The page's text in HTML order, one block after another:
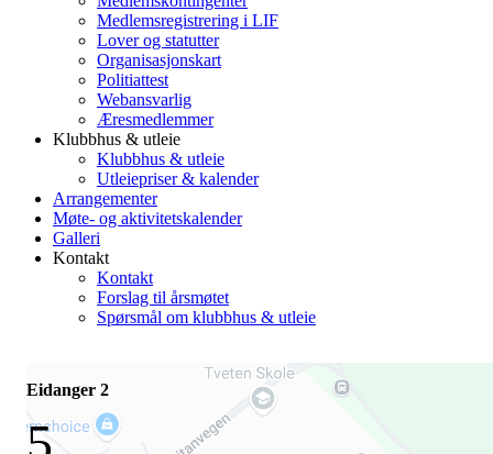
Medlemsregistrering i LIF
Lover og statutter
Organisasjonskart
Politiattest
Webansvarlig
Æresmedlemmer
Klubbhus & utleie
Klubbhus & utleie
Utleiepriser & kalender
Arrangementer
Møte- og aktivitetskalender
Galleri
Kontakt
Kontakt
Forslag til årsmøtet
Spørsmål om klubbhus & utleie
Eidanger 2